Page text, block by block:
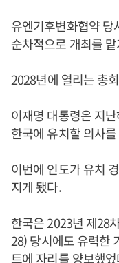
유엔기후변화협약 당
순차적으로 개최를
2028년에 열리는 총
이재명 대통령은 지
한국에 유치할 의사
이번에 인도가 유치
지게 됐다.
한국은 2023년 제28
28) 당시에도 유력한
트에 자리를 양보했